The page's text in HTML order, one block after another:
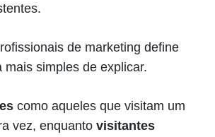
de marketing define
mais simples de explicar.
como aqueles que visitam um
vez, enquanto visitantes